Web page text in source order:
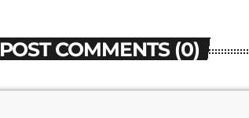
POST COMMENTS (0)